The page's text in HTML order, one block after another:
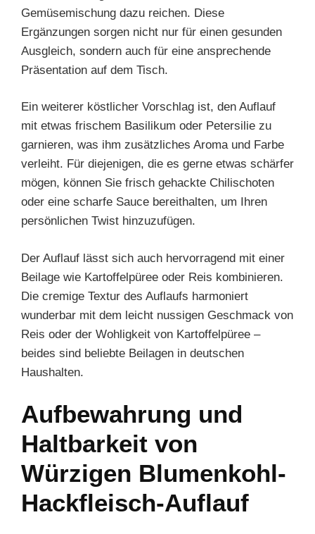
Gemüsemischung dazu reichen. Diese
Ergänzungen sorgen nicht nur für einen gesunden
Ausgleich, sondern auch für eine ansprechende
Präsentation auf dem Tisch.
Ein weiterer köstlicher Vorschlag ist, den Auflauf
mit etwas frischem Basilikum oder Petersilie zu
garnieren, was ihm zusätzliches Aroma und Farbe
verleiht. Für diejenigen, die es gerne etwas schärfer
mögen, können Sie frisch gehackte Chilischoten
oder eine scharfe Sauce bereithalten, um Ihren
persönlichen Twist hinzuzufügen.
Der Auflauf lässt sich auch hervorragend mit einer
Beilage wie Kartoffelpüree oder Reis kombinieren.
Die cremige Textur des Auflaufs harmoniert
wunderbar mit dem leicht nussigen Geschmack von
Reis oder der Wohligkeit von Kartoffelpüree –
beides sind beliebte Beilagen in deutschen
Haushalten.
Aufbewahrung und
Haltbarkeit von
Würzigen Blumenkohl-
Hackfleisch-Auflauf